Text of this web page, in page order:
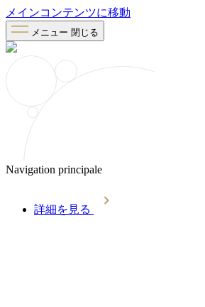
メインコンテンツに移動
メニュー 閉じる
Navigation principale
詳細を見る